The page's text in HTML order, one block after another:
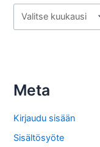
r
s
o
s
Meta
Kirjaudu sisään
Sisältösyöte